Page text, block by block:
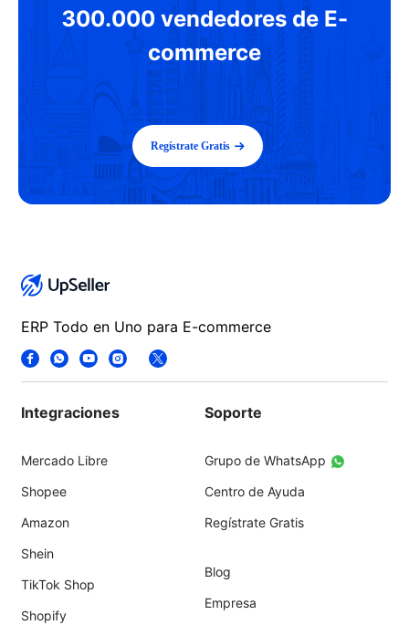
300.000 vendedores de E-
commerce
Regístrate Gratis
ERP Todo en Uno para E-commerce
Integraciones
Mercado Libre
Shopee
Amazon
Shein
TikTok Shop
Shopify
Soporte
Grupo de WhatsApp
Centro de Ayuda
Regístrate Gratis
Blog
Empresa